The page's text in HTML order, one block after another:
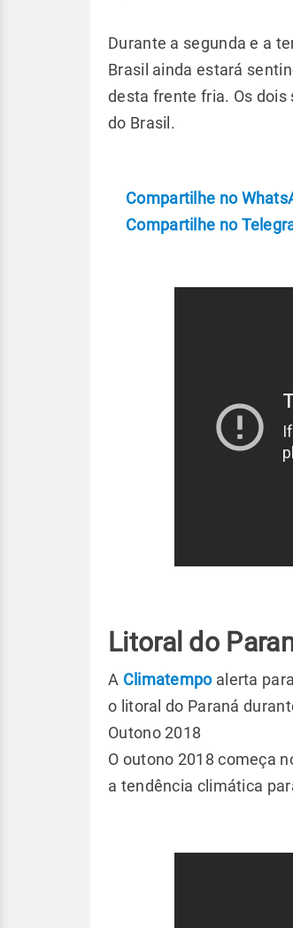
Durante a segunda e a
Brasil ainda estará
desta frente fria. Os dois
do Brasil.
Compartilhe no
Compartilhe no
Litoral do
A Climatempoalerta
o litoral do Paraná
Outono 2018
O outono 2018 começa
a tendência climática